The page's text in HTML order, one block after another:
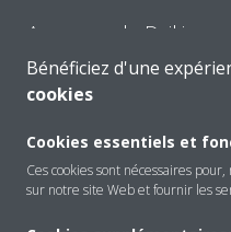
A propos de Daikin
Contact
Bénéficiez d'une
cookies
Cookies essentiels et
Ces cookies sont nécessaires
sur notre site Web et fournir les